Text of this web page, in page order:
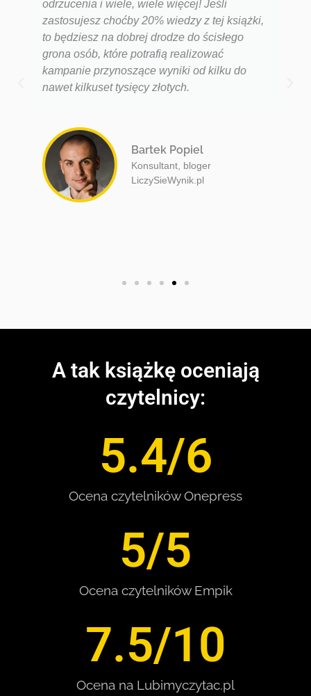
odrzucenia i wiele, wiele więcej! Jeśli
zastosujesz choćby 20% wiedzy z tej książki,
to będziesz na dobrej drodze do ścisłego
grona osób, które potrafią realizować
kampanie przynoszące wyniki od kilku do
nawet kilkuset tysięcy złotych.
Bartek Popiel
Konsultant, bloger
LiczySieWynik.pl
A tak książkę oceniają
czytelnicy:
Ocena czytelników Onepress
5.4/6
Ocena czytelników Empik
5/5
Ocena na Lubimyczytac.pl
7.5/10